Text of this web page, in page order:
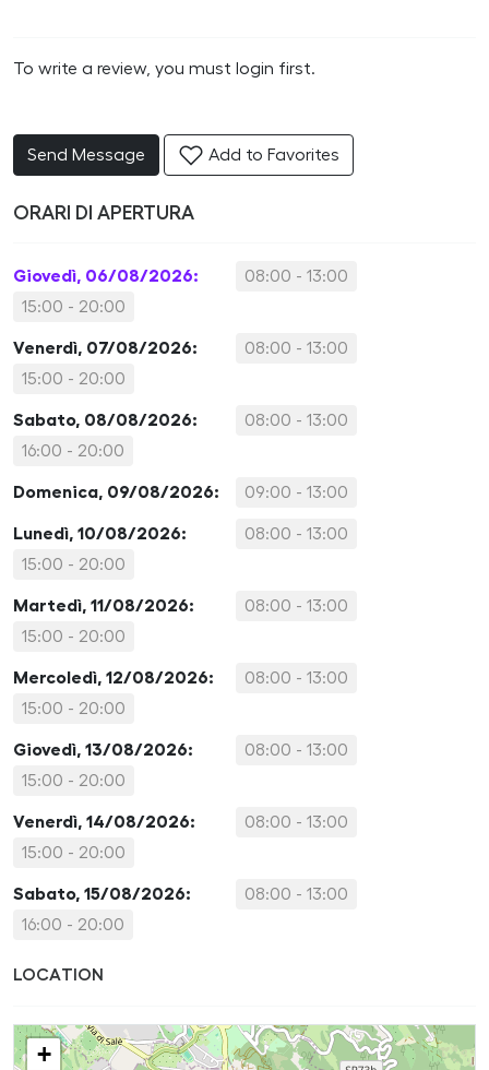
To write a review, you must login first.
Send Message Add to Favorites
ORARI DI APERTURA
Giovedì, 06/08/2026:
08:00 - 13:00
15:00 - 20:00
Venerdì, 07/08/2026:
08:00 - 13:00
15:00 - 20:00
Sabato, 08/08/2026:
08:00 - 13:00
16:00 - 20:00
Domenica, 09/08/2026: 09:00 - 13:00
Lunedì, 10/08/2026:
08:00 - 13:00
15:00 - 20:00
Martedì, 11/08/2026:
08:00 - 13:00
15:00 - 20:00
Mercoledì, 12/08/2026:
08:00 - 13:00
15:00 - 20:00
Giovedì, 13/08/2026:
08:00 - 13:00
15:00 - 20:00
Venerdì, 14/08/2026:
08:00 - 13:00
15:00 - 20:00
Sabato, 15/08/2026:
08:00 - 13:00
16:00 - 20:00
LOCATION
+